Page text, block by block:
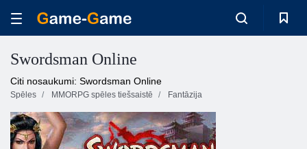
Swordsman Online
Citi nosaukumi: Swordsman Online
Spēles MMORPG spēles tiešsaistē Fantāzija